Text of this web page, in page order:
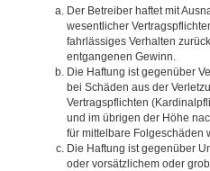
Der Betreiber haftet mit
wesentlicher
fahrlässiges Verhalten
entgangenen Gewinn.
Die Haftung ist gegenüber
bei Schäden aus der
Vertragspflichten
und im übrigen der Höhe
für mittelbare Folgeschäden
Die Haftung ist gegenüber
oder vorsätzlichem oder